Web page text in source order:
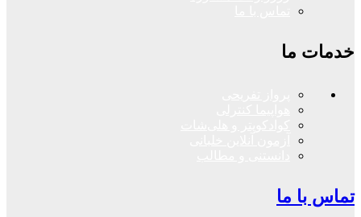
خدمات ما
تماس با ما